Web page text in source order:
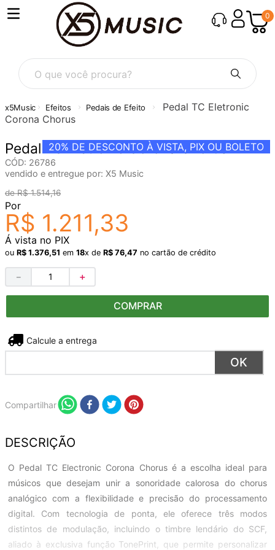
0
O que você procura?
Efeitos Pedais de Efeito
Pedal TC Eletronic
Corona Chorus
20% DE DESCONTO À VISTA, PIX OU BOLETO
Pedal TC Eletronic Corona Chorus
CÓD: 26786
vendido e entregue por: X5 Music
R$ 1.514,16
Por
R$ 1.211,33
Á vista no PIX
ou R$ 1.376,51 em 18x de R$ 76,47 no cartão de crédito
＋
－
COMPRAR
Não sei meu CEP
Compartilhar
DESCRIÇÃO
O Pedal TC Electronic Corona Chorus é a escolha ideal para
músicos que desejam unir a sonoridade calorosa do chorus
analógico com a flexibilidade e precisão do processamento
digital. Com tecnologia de ponta, ele oferece três modos
distintos de modulação, incluindo o timbre lendário do SCF,
aliado à exclusiva função TonePrint, que permite personalizar